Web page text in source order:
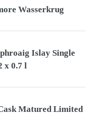
Wasserkrug
Islay Single
x 0.7 l
Matured Limited